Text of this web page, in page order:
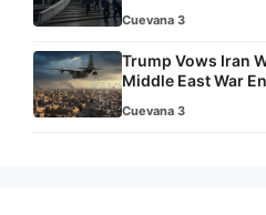
Cuevana 3
Trump Vows Iran
Middle East War
Cuevana 3